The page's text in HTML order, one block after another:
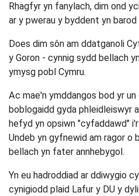
Rhagfyr yn fanylach, dim ond
ar y pwerau y byddent yn barod
Does dim sôn am ddatganoli
y Goron - cynnig sydd bellach
ymysg pobl Cymru.
Ac mae'n ymddangos bod yr
boblogaidd gyda phleidleiswyr
hefyd yn opsiwn "cyfaddawd"
Undeb yn gyfnewid am ragor o
bellach yn fater annhebygol.
Yn eu hadroddiad ar ddiwygio
cynigiodd plaid Lafur y DU y